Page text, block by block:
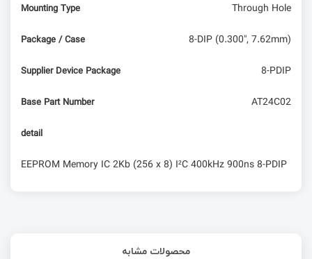
Mounting Type Through Hole
Package / Case 8-DIP (0.300", 7.62mm)
Supplier Device Package 8-PDIP
Base Part Number AT24C02
detail
EEPROM Memory IC 2Kb (256 x 8) I²C 400kHz 900ns 8-PDIP
محصولات مشابه